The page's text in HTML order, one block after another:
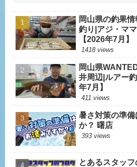
岡山県の釣果
釣り|アジ・マ
【2026年7月】
1418 views
岡山県
井周辺|ルアー
年7月】
411 views
暑さ対策の準
か？ 曙店
393 views
とあるスタッ